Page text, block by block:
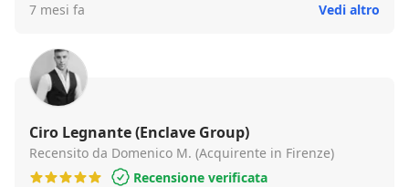
7 mesi fa
Vedi altro
Ciro Legnante (Enclave Group)
Recensito da Domenico M. (Acquirente in Firenze)
Recensione verificata